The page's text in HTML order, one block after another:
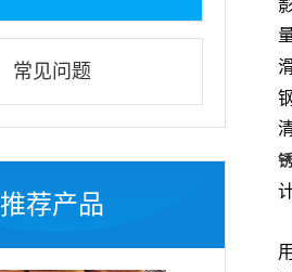
常见问题
推荐产品